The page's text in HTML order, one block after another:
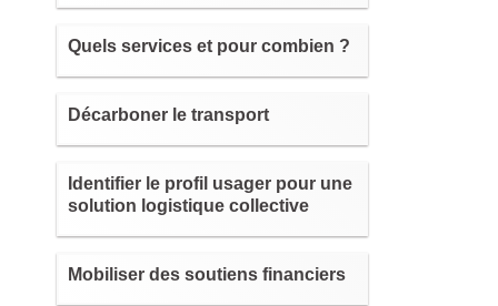
Quels services et pour combien ?
Décarboner le transport
Identifier le profil usager pour une
solution logistique collective
Mobiliser des soutiens financiers